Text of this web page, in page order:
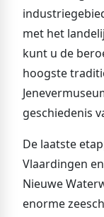
met het
kunt u de
hoogste
geschiedenis
De laatste
Vlaardingen
Nieuwe
enorme